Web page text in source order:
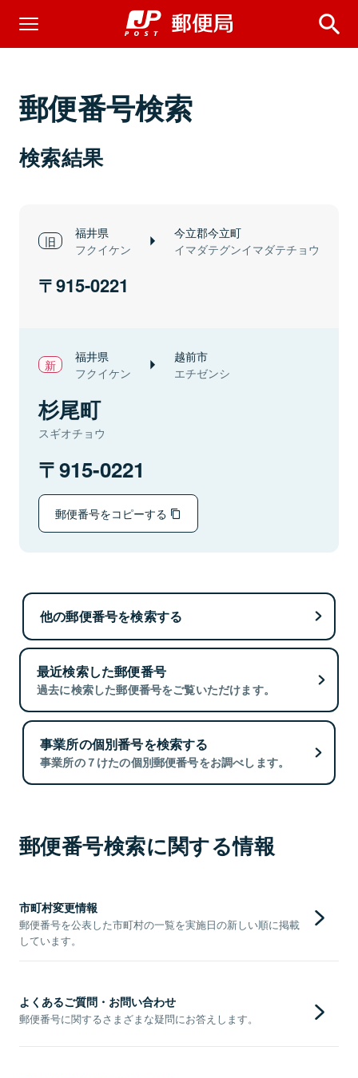
郵便番号検索
検索結果
福井県
フクイケン
今立郡今立町
イマダテグンイマダテチョウ
915-0221
福井県
フクイケン
越前市
エチゼンシ
杉尾町
スギオチョウ
915-0221
郵便番号をコピーする
他の郵便番号を検索する
最近検索した郵便番号
過去に検索した郵便番号をご覧いただけます。
事業所の個別番号を検索する
事業所の７けたの個別郵便番号をお調べします。
郵便番号検索に関する情報
市町村変更情報
郵便番号を公表した市町村の一覧を実施日の新しい順に掲載
しています。
よくあるご質問・お問い合わせ
郵便番号に関するさまざまな疑問にお答えします。